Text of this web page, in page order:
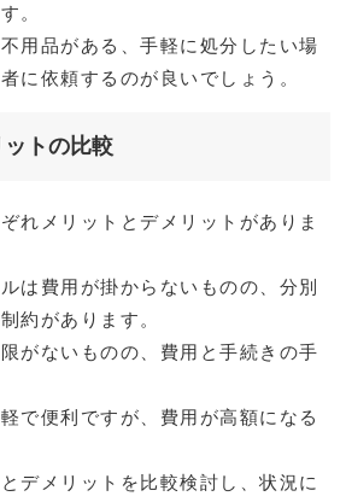
。
用品がある、手軽に処分したい場
に依頼するのが良いでしょう。
ットの比較
れメリットとデメリットがありま
は費用が掛からないものの、分別
約があります。
がないものの、費用と手続きの手
で便利ですが、費用が高額になる
デメリットを比較検討し、状況に